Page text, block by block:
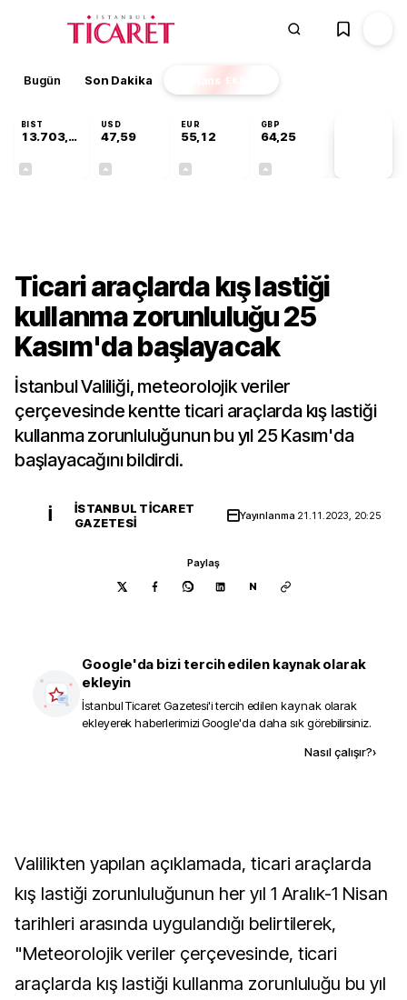
Bugün Son Dakika Finans EKSTRA
BIST
13.703,13
USD
47,59
EUR
55,12
GBP
64,25
Ticari araçlarda kış lastiği
kullanma zorunluluğu 25
Kasım'da başlayacak
İstanbul Valiliği, meteorolojik veriler
çerçevesinde kentte ticari araçlarda kış lastiği
kullanma zorunluluğunun bu yıl 25 Kasım'da
başlayacağını bildirdi.
İ
İSTANBUL TICARET
GAZETESI
Yayınlanma 21.11.2023, 20:25
Paylaş
N
Google'da bizi tercih edilen kaynak olarak
ekleyin
İstanbul Ticaret Gazetesi'i tercih edilen kaynak olarak
ekleyerek haberlerimizi Google'da daha sık görebilirsiniz.
Nasıl çalışır?›
Valilikten yapılan açıklamada, ticari araçlarda
kış lastiği zorunluluğunun her yıl 1 Aralık-1 Nisan
tarihleri arasında uygulandığı belirtilerek,
"Meteorolojik veriler çerçevesinde, ticari
araçlarda kış lastiği kullanma zorunluluğu bu yıl